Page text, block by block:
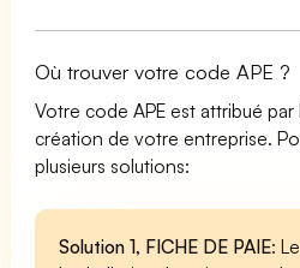
Où trouver votre code APE ?
Votre code APE est attribué par
création de votre entreprise.
plusieurs solutions:
Solution 1, FICHE DE PAIE: